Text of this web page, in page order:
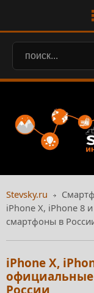
Stevsky.ru
iPhone X, iPhone 8
смартфоны в
iPhone X,